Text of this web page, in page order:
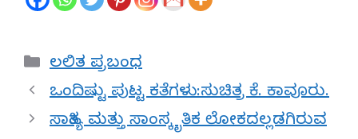
Categories
ಲಲಿತ ಪ್ರಬಂಧ
ಒಂದಿಷ್ಟು ಪುಟ್ಟ ಕತೆಗಳು:ಸುಚಿತ್ರ ಕೆ. ಕಾವೂರು.
ಸಾಹಿತ್ಯ ಮತ್ತು ಸಾಂಸ್ಕೃತಿಕ ಲೋಕದಲ್ಲಡಗಿರುವ